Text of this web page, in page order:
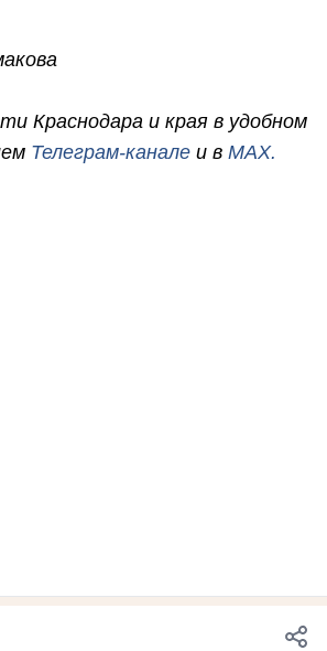
Краснодара и края в удобном
Телеграм-канале и в MAX.